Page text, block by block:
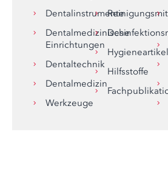
Dentalinstrumente
Dentalmedizinische
Einrichtungen
Dentaltechnik
Dentalmedizin
Werkzeuge
Hygieneartikel
Hilfsstoffe